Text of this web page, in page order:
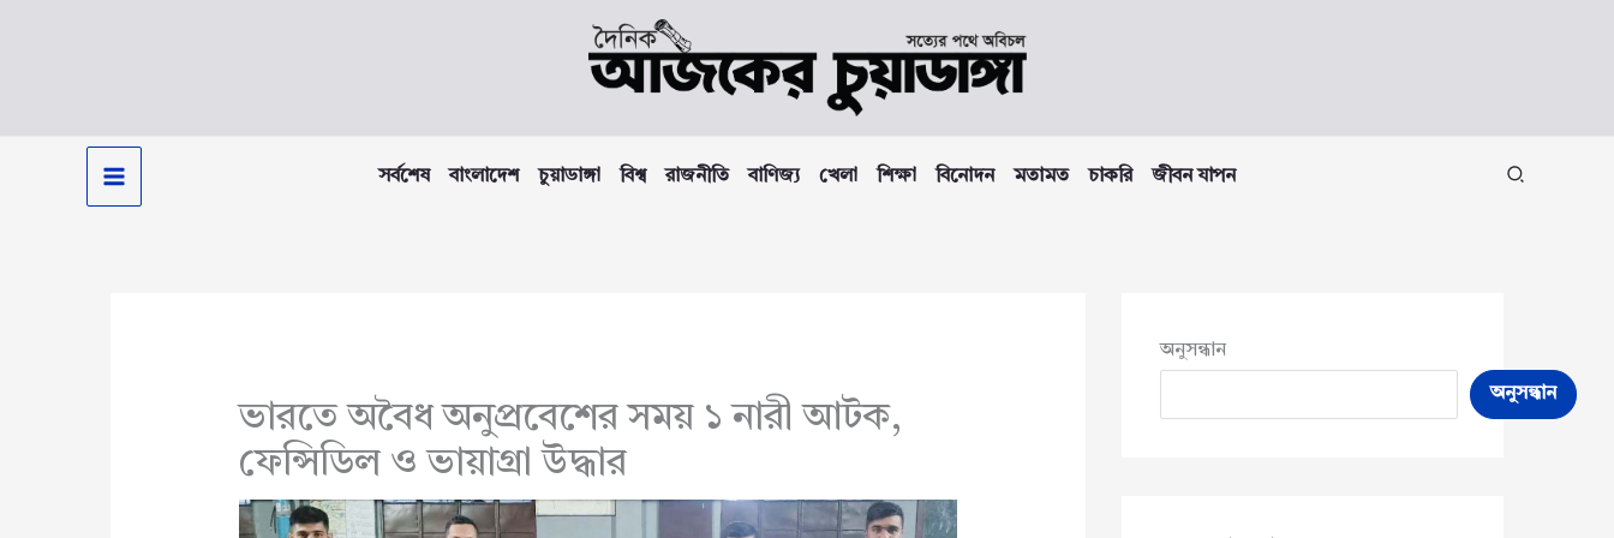
সর্বশেষ বাংলাদেশ চুয়াডাঙ্গা বিশ্ব রাজনীতি বাণিজ্য খেলা শিক্ষা বিনোদন মতামত চাকরি জীবন যাপন
ভারতে অবৈধ অনুপ্রবেশের সময় ১ নারী আটক,
ফেন্সিডিল ও ভায়াগ্রা উদ্ধার
অনুসন্ধান
অনুসন্ধান